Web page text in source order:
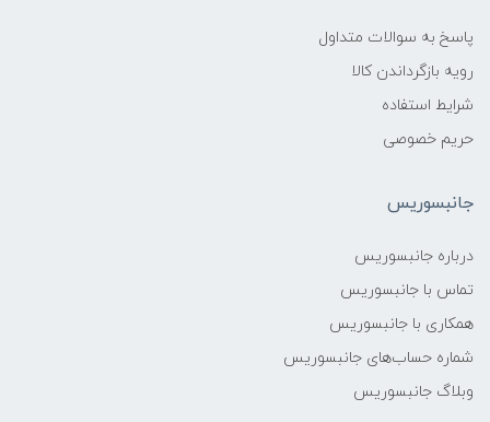
پاسخ به سوالات متداول
رویه بازگرداندن کالا
شرایط استفاده
حریم خصوصی
جانبسوریس
درباره جانبسوریس
تماس با جانبسوریس
همکاری با جانبسوریس
شماره حساب‌های جانبسوریس
وبلاگ جانبسوریس